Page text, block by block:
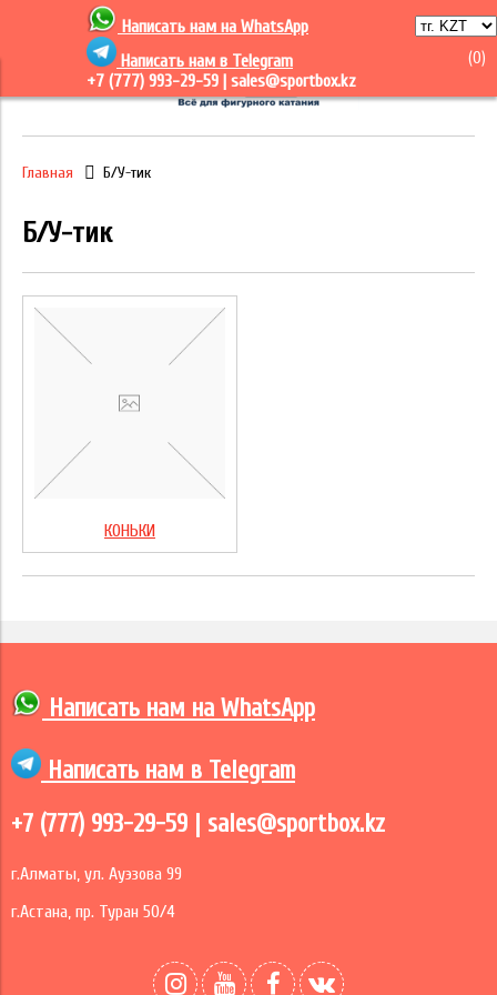
Написать нам на WhatsApp
Написать нам в Telegram
+7 (777) 993-29-59 | sales@sportbox.kz
(0)
Главная Б/У-тик
Б/У-тик
КОНЬКИ
Написать нам на WhatsApp
Написать нам в Telegram
+7 (777) 993-29-59 | sales@sportbox.kz
г.Алматы, ул. Ауэзова 99
г.Астана, пр. Туран 50/4